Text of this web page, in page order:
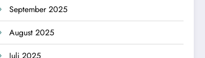
September 2025
August 2025
Juli 2025